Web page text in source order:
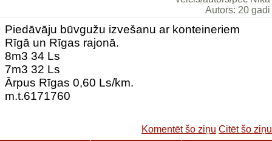
Autors: 20 gadi
Piedāvāju būvgužu izvešanu ar konteineriem
Rīgā un Rīgas rajonā.
8m3 34 Ls
7m3 32 Ls
Ārpus Rīgas 0,60 Ls/km.
m.t.6171760
Komentēt šo ziņu Citēt šo ziņu